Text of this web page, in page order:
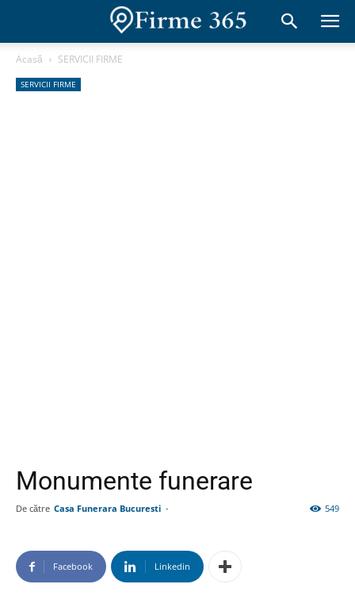
Acasă SERVICII FIRME
SERVICII FIRME
Monumente funerare
De către Casa Funerara Bucuresti - 549
Facebook Linkedin